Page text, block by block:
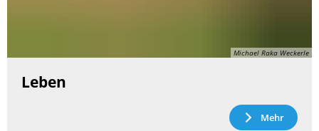
Michael Raka Weckerle
Leben
Mehr